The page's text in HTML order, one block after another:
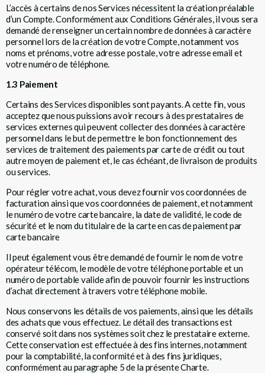
L’accès à certains de nos Services nécessitent la création préalable
d’un Compte. Conformément aux Conditions Générales, il vous sera
demandé de renseigner un certain nombre de données à caractère
personnel lors de la création de votre Compte, notamment vos
noms et prénoms, votre adresse postale, votre adresse email et
votre numéro de téléphone.
1.3 Paiement
Certains des Services disponibles sont payants. A cette fin, vous
acceptez que nous puissions avoir recours à des prestataires de
services externes qui peuvent collecter des données à caractère
personnel dans le but de permettre le bon fonctionnement des
services de traitement des paiements par carte de crédit ou tout
autre moyen de paiement et, le cas échéant, de livraison de produits
ou services.
Pour régler votre achat, vous devez fournir vos coordonnées de
facturation ainsi que vos coordonnées de paiement, et notamment
le numéro de votre carte bancaire, la date de validité, le code de
sécurité et le nom du titulaire de la carte en cas de paiement par
carte bancaire
Il peut également vous être demandé de fournir le nom de votre
opérateur télécom, le modèle de votre téléphone portable et un
numéro de portable valide afin de pouvoir fournir les instructions
d’achat directement à travers votre téléphone mobile.
Nous conservons les détails de vos paiements, ainsi que les détails
des achats que vous effectuez. Le détail des transactions est
conservé soit dans nos systèmes soit chez le prestataire externe.
Cette conservation est effectuée à des fins internes, notamment
pour la comptabilité, la conformité et à des fins juridiques,
conformément au paragraphe 5 de la présente Charte.